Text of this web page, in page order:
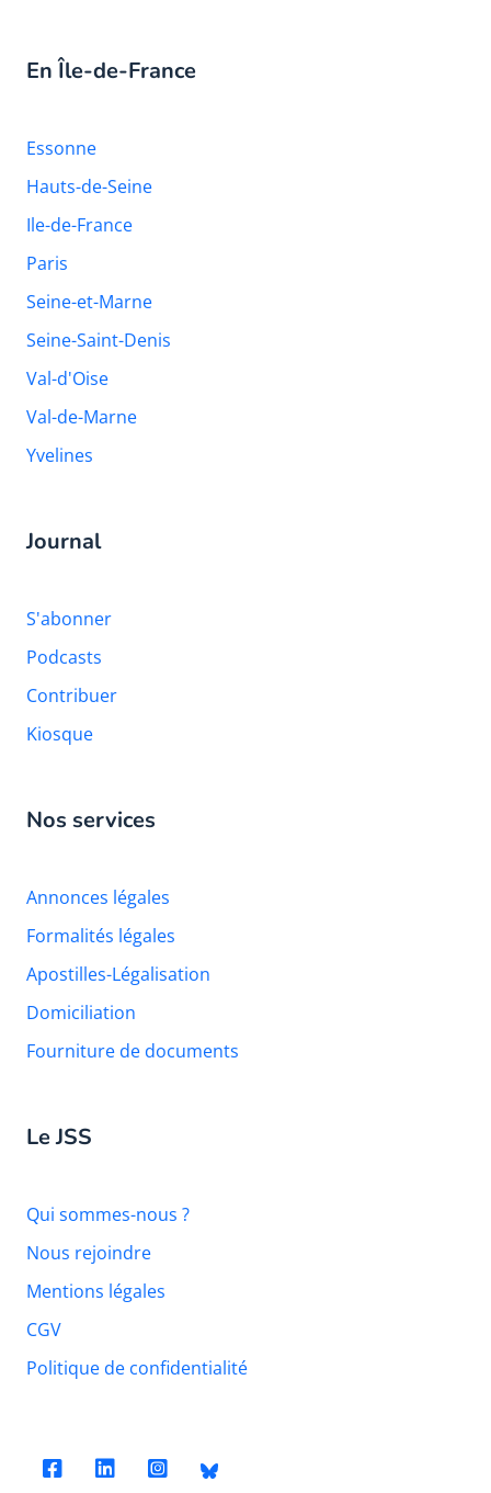
En Île-de-France
Essonne
Hauts-de-Seine
Ile-de-France
Paris
Seine-et-Marne
Seine-Saint-Denis
Val-d'Oise
Val-de-Marne
Yvelines
Journal
S'abonner
Podcasts
Contribuer
Kiosque
Nos services
Annonces légales
Formalités légales
Apostilles-Légalisation
Domiciliation
Fourniture de documents
Le JSS
Qui sommes-nous ?
Nous rejoindre
Mentions légales
CGV
Politique de confidentialité